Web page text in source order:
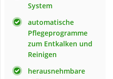
System
automatische
Pflegeprogramme
zum Entkalken und
Reinigen
herausnehmbare